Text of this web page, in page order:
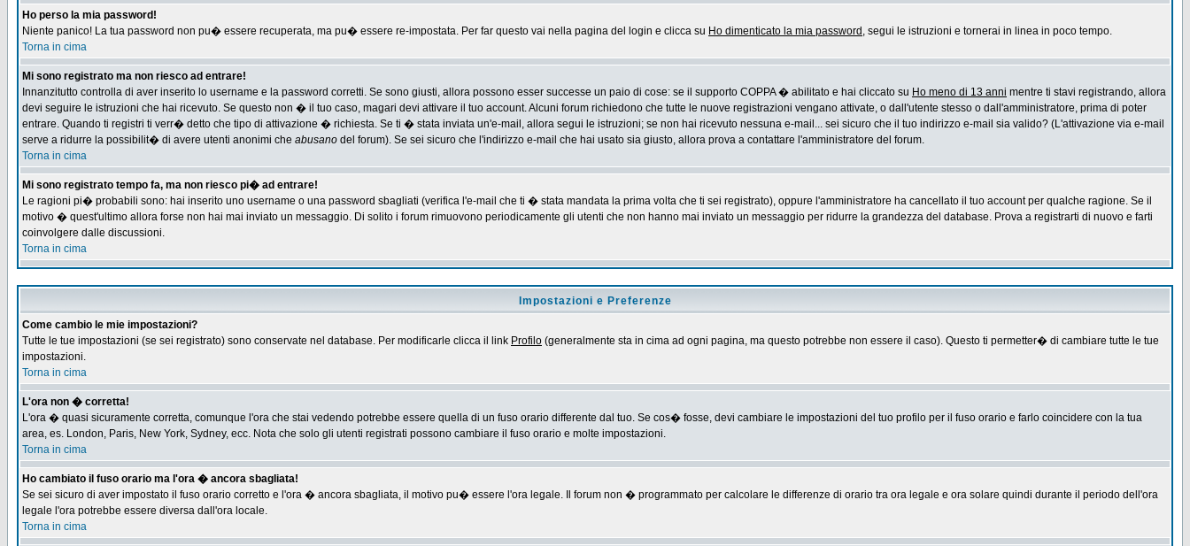
Ho perso la mia password!
Niente panico! La tua password non pu� essere recuperata, ma pu� essere re-impostata. Per far questo vai nella pagina del login e clicca su Ho dimenticato la mia password , segui le istruzioni e tornerai in linea in poco tempo.
Torna in cima
Mi sono registrato ma non riesco ad entrare!
Innanzitutto controlla di aver inserito lo username e la password corretti. Se sono giusti, allora possono esser successe un paio di cose: se il supporto COPPA � abilitato e hai cliccato su Ho meno di 13 anni mentre ti stavi registrando, allora
devi seguire le istruzioni che hai ricevuto. Se questo non � il tuo caso, magari devi attivare il tuo account. Alcuni forum richiedono che tutte le nuove registrazioni vengano attivate, o dall'utente stesso o dall'amministratore, prima di poter
entrare. Quando ti registri ti verr� detto che tipo di attivazione � richiesta. Se ti � stata inviata un'e-mail, allora segui le istruzioni; se non hai ricevuto nessuna e-mail... sei sicuro che il tuo indirizzo e-mail sia valido? (L'attivazione via e-mail
serve a ridurre la possibilit� di avere utenti anonimi che abusano del forum). Se sei sicuro che l'indirizzo e-mail che hai usato sia giusto, allora prova a contattare l'amministratore del forum.
Torna in cima
Mi sono registrato tempo fa, ma non riesco pi� ad entrare!
Le ragioni pi� probabili sono: hai inserito uno username o una password sbagliati (verifica l'e-mail che ti � stata mandata la prima volta che ti sei registrato), oppure l'amministratore ha cancellato il tuo account per qualche ragione. Se il
motivo � quest'ultimo allora forse non hai mai inviato un messaggio. Di solito i forum rimuovono periodicamente gli utenti che non hanno mai inviato un messaggio per ridurre la grandezza del database. Prova a registrarti di nuovo e farti
coinvolgere dalle discussioni.
Torna in cima
Impostazioni e Preferenze
Come cambio le mie impostazioni?
Tutte le tue impostazioni (se sei registrato) sono conservate nel database. Per modificarle clicca il link Profilo (generalmente sta in cima ad ogni pagina, ma questo potrebbe non essere il caso). Questo ti permetter� di cambiare tutte le tue
impostazioni.
Torna in cima
L'ora non � corretta!
L'ora � quasi sicuramente corretta, comunque l'ora che stai vedendo potrebbe essere quella di un fuso orario differente dal tuo. Se cos� fosse, devi cambiare le impostazioni del tuo profilo per il fuso orario e farlo coincidere con la tua
area, es. London, Paris, New York, Sydney, ecc. Nota che solo gli utenti registrati possono cambiare il fuso orario e molte impostazioni.
Torna in cima
Ho cambiato il fuso orario ma l'ora � ancora sbagliata!
Se sei sicuro di aver impostato il fuso orario corretto e l'ora � ancora sbagliata, il motivo pu� essere l'ora legale. Il forum non � programmato per calcolare le differenze di orario tra ora legale e ora solare quindi durante il periodo dell'ora
legale l'ora potrebbe essere diversa dall'ora locale.
Torna in cima